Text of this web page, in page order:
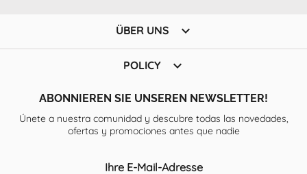
ÜBER UNS 
POLICY 
ABONNIEREN SIE UNSEREN NEWSLETTER!
Únete a nuestra comunidad y descubre todas las novedades,
ofertas y promociones antes que nadie
Ihre E-Mail-Adresse